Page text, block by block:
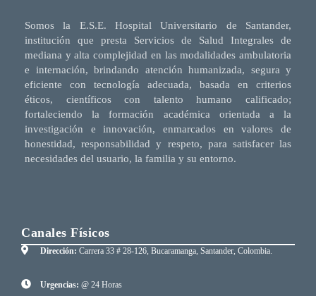
Somos la E.S.E. Hospital Universitario de Santander,
institución que presta Servicios de Salud Integrales de
mediana y alta complejidad en las modalidades ambulatoria
e internación, brindando atención humanizada, segura y
eficiente con tecnología adecuada, basada en criterios
éticos, científicos con talento humano calificado;
fortaleciendo la formación académica orientada a la
investigación e innovación, enmarcados en valores de
honestidad, responsabilidad y respeto, para satisfacer las
necesidades del usuario, la familia y su entorno.
Canales Físicos
Dirección: Carrera 33 # 28-126, Bucaramanga, Santander, Colombia.
Urgencias: @ 24 Horas